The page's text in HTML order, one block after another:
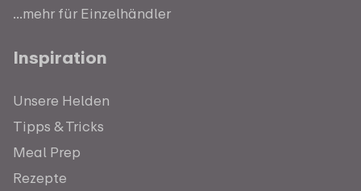
...mehr für Einzelhändler
Inspiration
Unsere Helden
Tipps & Tricks
Meal Prep
Rezepte